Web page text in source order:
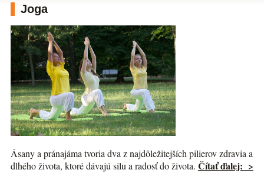
Joga
Ásany a pránajáma tvoria dva z najdôležitejších pilierov zdravia a
dlhého života, ktoré dávajú silu a radosť do života. Čítať ďalej: >